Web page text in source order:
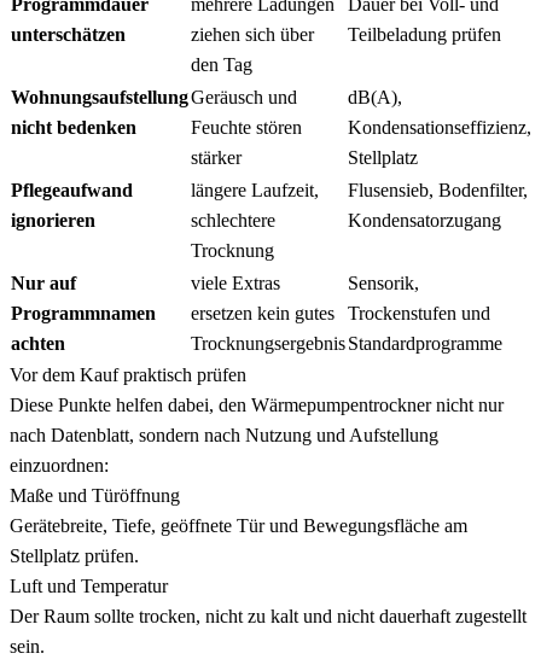
Programmdauer
unterschätzen
mehrere Ladungen
ziehen sich über
den Tag
Dauer bei Voll- und
Teilbeladung prüfen
Wohnungsaufstellung
nicht bedenken
Geräusch und
Feuchte stören
stärker
dB(A),
Kondensationseffizienz,
Stellplatz
Pflegeaufwand
ignorieren
längere Laufzeit,
schlechtere
Trocknung
Flusensieb, Bodenfilter,
Kondensatorzugang
Nur auf
Programmnamen
achten
viele Extras
ersetzen kein gutes
Trocknungsergebnis
Sensorik,
Trockenstufen und
Standardprogramme
Vor dem Kauf praktisch prüfen
Diese Punkte helfen dabei, den Wärmepumpentrockner nicht nur
nach Datenblatt, sondern nach Nutzung und Aufstellung
einzuordnen:
Maße und Türöffnung
Gerätebreite, Tiefe, geöffnete Tür und Bewegungsfläche am
Stellplatz prüfen.
Luft und Temperatur
Der Raum sollte trocken, nicht zu kalt und nicht dauerhaft zugestellt
sein.